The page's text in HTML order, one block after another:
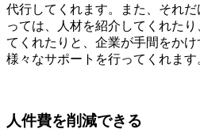
代行してくれます。また、それ
っては、人材を紹介してくれた
てくれたりと、企業が手間をか
様々なサポートを行ってくれます
人件費を削減できる